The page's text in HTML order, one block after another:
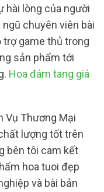
hài lòng của người
chuyên viên bài
trợ game thủ trong
sản phẩm tới
Hoa đám tang giá
Vụ Thương Mại
lượng tốt trên
bên tôi cam kết
hoa tuoi đẹp
và bài bản